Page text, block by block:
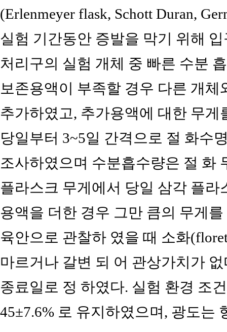
(Erlenmeyer flask, Schott Duran,
실험 기간동안 증발을 막기 위해
처리구의 실험 개체 중 빠른 수분
보존용액이 부족할 경우 다른 개
추가하였고, 추가용액에 대한 무
당일부터 3~5일 간격으로 절 화수
조사하였으며 수분흡수량은 절 화
플라스크 무게에서 당일 삼각 플
용액을 더한 경우 그만 큼의 무게
육안으로 관찰하 였을 때 소화
마르거나 갈변 되 어 관상가치가
종료일로 정 하였다. 실험 환경 조
45±7.6% 로 유지하였으며, 광도는